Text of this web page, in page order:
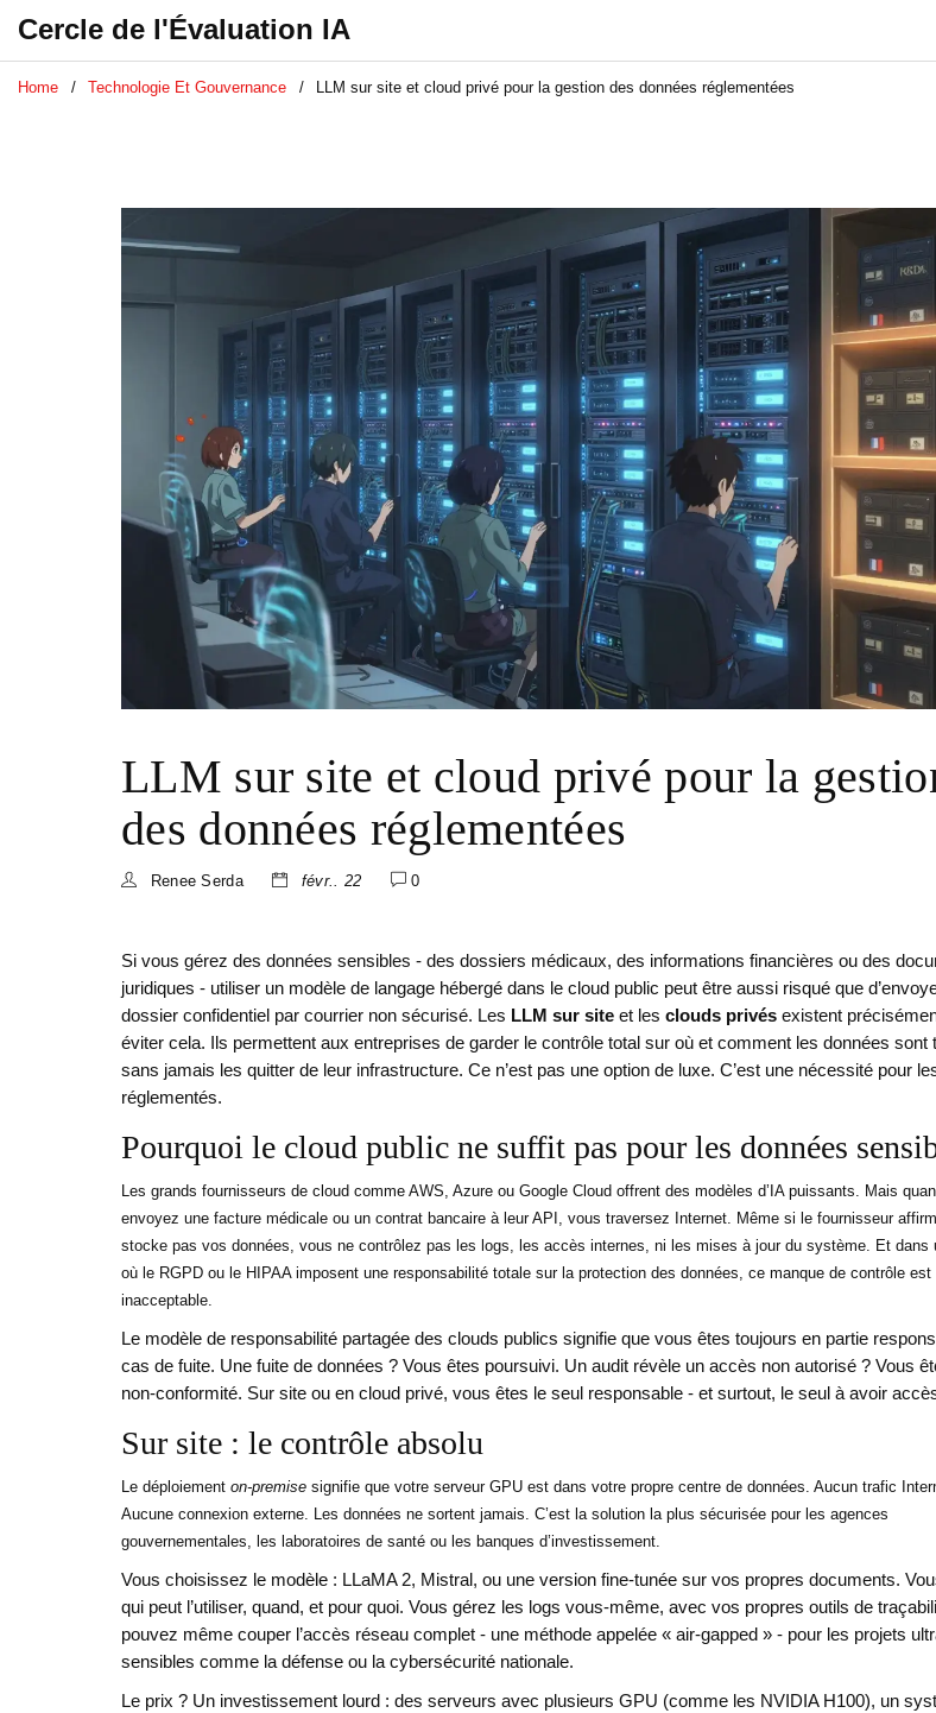
Cercle de l'Évaluation IA
Home Technologie Et Gouvernance LLM sur site et cloud privé pour la gestion des données réglementées
LLM sur site et cloud privé pour la
des données réglementées
Renee Serda févr.. 22 0
Si vous gérez des données sensibles - des dossiers médicaux, des informations financières ou des
juridiques - utiliser un modèle de langage hébergé dans le cloud public peut être aussi risqué que
dossier confidentiel par courrier non sécurisé. Les LLM sur site et les clouds privés existent
éviter cela. Ils permettent aux entreprises de garder le contrôle total sur où et comment les données sont
sans jamais les quitter de leur infrastructure. Ce n’est pas une option de luxe. C’est une nécessité pour
réglementés.
Pourquoi le cloud public ne suffit pas pour les données
Les grands fournisseurs de cloud comme AWS, Azure ou Google Cloud offrent des modèles d’IA puissants. Mais
envoyez une facture médicale ou un contrat bancaire à leur API, vous traversez Internet. Même si le fournisseur
stocke pas vos données, vous ne contrôlez pas les logs, les accès internes, ni les mises à jour du système. Et dans
où le RGPD ou le HIPAA imposent une responsabilité totale sur la protection des données, ce manque de contrôle est
inacceptable.
Le modèle de responsabilité partagée des clouds publics signifie que vous êtes toujours en partie
cas de fuite. Une fuite de données ? Vous êtes poursuivi. Un audit révèle un accès non autorisé ? Vous
non-conformité. Sur site ou en cloud privé, vous êtes le seul responsable - et surtout, le seul à avoir
Sur site : le contrôle absolu
Le déploiement on-premise signifie que votre serveur GPU est dans votre propre centre de données. Aucun trafic
Aucune connexion externe. Les données ne sortent jamais. C’est la solution la plus sécurisée pour les agences
gouvernementales, les laboratoires de santé ou les banques d’investissement.
Vous choisissez le modèle : LLaMA 2, Mistral, ou une version fine-tunée sur vos propres documents.
qui peut l’utiliser, quand, et pour quoi. Vous gérez les logs vous-même, avec vos propres outils de
pouvez même couper l’accès réseau complet - une méthode appelée « air-gapped » - pour les projets
sensibles comme la défense ou la cybersécurité nationale.
Le prix ? Un investissement lourd : des serveurs avec plusieurs GPU (comme les NVIDIA H100), un